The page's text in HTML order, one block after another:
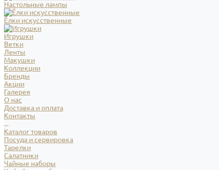
Настольные лампы
Ёлки искусственные
Игрушки
Ветки
Ленты
Макушки
Коллекции
Бренды
Акции
Галерея
О нас
Доставка и оплата
Контакты
...
Каталог товаров
Посуда и сервировка
Тарелки
Салатники
Чайные наборы